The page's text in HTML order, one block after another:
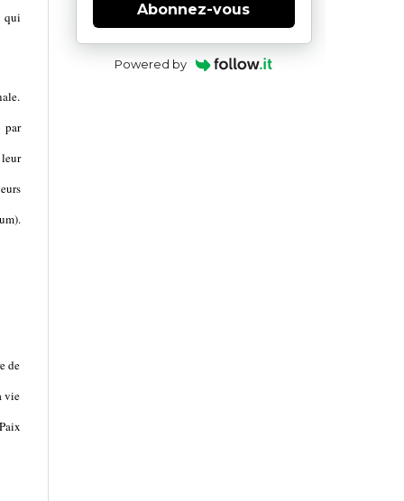
qui
par
de
vie
Abonnez-vous
Powered by